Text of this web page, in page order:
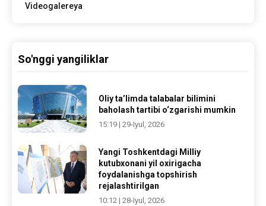
Videogalereya
So'nggi yangiliklar
Oliy ta’limda talabalar bilimini
baholash tartibi o‘zgarishi mumkin
15:19 | 29-Iyul, 2026
Yangi Toshkentdagi Milliy
kutubxonani yil oxirigacha
foydalanishga topshirish
rejalashtirilgan
10:12 | 28-Iyul, 2026